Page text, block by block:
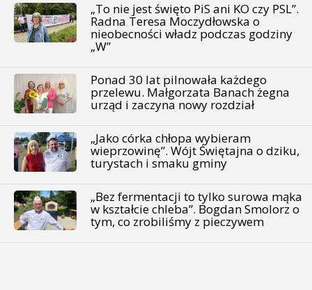
„To nie jest święto PiS ani KO czy PSL”.
Radna Teresa Moczydłowska o
nieobecności władz podczas godziny
„W”
Ponad 30 lat pilnowała każdego
przelewu. Małgorzata Banach żegna
urząd i zaczyna nowy rozdział
„Jako córka chłopa wybieram
wieprzowinę”. Wójt Świętajna o dziku,
turystach i smaku gminy
„Bez fermentacji to tylko surowa mąka
w kształcie chleba”. Bogdan Smolorz o
tym, co zrobiliśmy z pieczywem